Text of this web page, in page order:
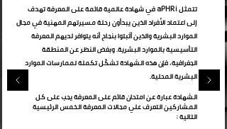
تتمثل aPHRi في شهادة عالمية قائمة على المعرفة تهدف
إلى اعتماد الأفراد الذين يبدأون رحلة مسيرتهم المهنية في مجال
الموارد البشرية والذين أثبتوا بنجاح أنه يتوافر لديهم المعرفة
التأسيسية بالموارد البشرية. وبغض النظر عن المنطقة
الجغرافية، فإن هذه الشهادة تشكّل تكملة لممارسات الموارد
البشرية المحلية.
الشهادة عبارة عن امتحان قائم على المعرفة يجب على كل
المشاركين التعرف علي مجالات المعرفة الخمس الرئيسية
التالية :